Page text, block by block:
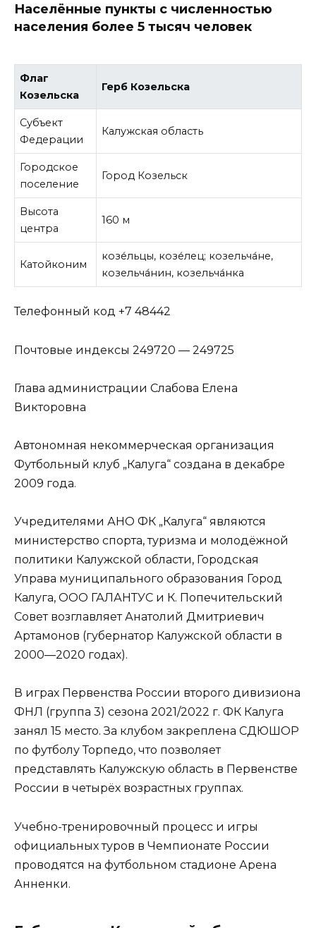
Населённые пункты с численностью
населения более 5 тысяч человек
Флаг
Козельска
Герб Козельска
Субъект
Федерации
Калужская область
Городское
поселение
Город Козельск
Высота
центра
160 м
Катойконим
козе́льцы, козе́лец; козельча́не,
козельча́нин, козельча́нка
Телефонный код +7 48442
Почтовые индексы 249720 — 249725
Глава администрации Слабова Елена
Викторовна
Автономная некоммерческая организация
Футбольный клуб „Калуга“ создана в декабре
2009 года.
Учредителями АНО ФК „Калуга“ являются
министерство спорта, туризма и молодёжной
политики Калужской области, Городская
Управа муниципального образования Город
Калуга, ООО ГАЛАНТУС и К. Попечительский
Совет возглавляет Анатолий Дмитриевич
Артамонов (губернатор Калужской области в
2000—2020 годах).
В играх Первенства России второго дивизиона
ФНЛ (группа 3) сезона 2021/2022 г. ФК Калуга
занял 15 место. За клубом закреплена СДЮШОР
по футболу Торпедо, что позволяет
представлять Калужскую область в Первенстве
России в четырёх возрастных группах.
Учебно-тренировочный процесс и игры
официальных туров в Чемпионате России
проводятся на футбольном стадионе Арена
Анненки.